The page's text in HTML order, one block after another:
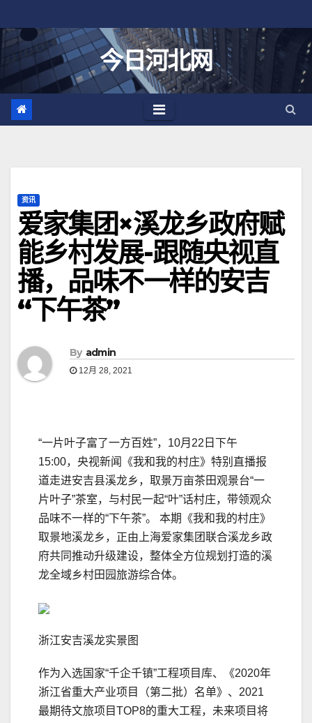
至
今日河北网
资讯
爱家集团×溪龙乡政府赋
能乡村发展-跟随央视直
播，品味不一样的安吉
“下午茶”
By admin
12月 28, 2021
“一片叶子富了一方百姓”，10月22日下午
15:00，央视新闻《我和我的村庄》特别直播报
道走进安吉县溪龙乡，取景万亩茶田观景台“一
片叶子”茶室，与村民一起“叶”话村庄，带领观众
品味不一样的“下午茶”。 本期《我和我的村庄》
取景地溪龙乡，正由上海爱家集团联合溪龙乡政
府共同推动升级建设，整体全方位规划打造的溪
龙全域乡村田园旅游综合体。
浙江安吉溪龙实景图
作为入选国家“千企千镇”工程项⽬库、《2020年
浙江省重大产业项目（第二批）名单》、2021
最期待文旅项目TOP8的重大工程，未来项目将